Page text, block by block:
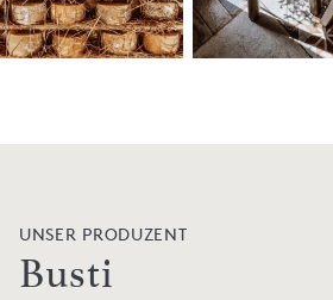
UNSER PRODUZENT
Busti